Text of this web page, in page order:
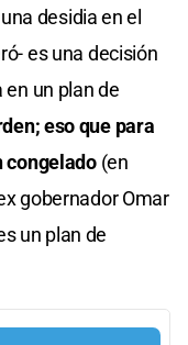
desidia en el
es una decisión
un plan de
eso que para
congelado(en
gobernador Omar
un plan de